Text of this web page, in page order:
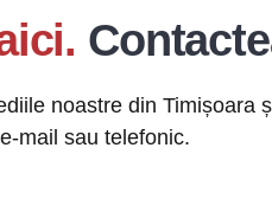
noastre din Timișoara
mail sau telefonic.